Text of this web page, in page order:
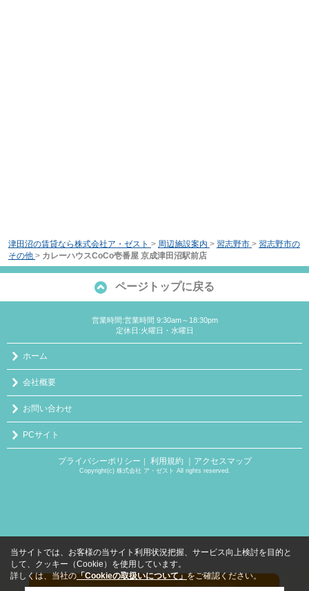
津田沼の賃貸なら株式会社ア・ゼスト > 周辺施設案内 > 習志野市 > 習志野市の
その他 > カレーハウスCoCo壱番屋 京成津田沼駅前店
ページトップに戻る
営業時間:営業時間 9:30am～18:30pm
定休日:火曜日・水曜日
ホーム
会社概要
お問い合わせ
PCサイト
プライバシーポリシー ｜ 利用規約 ｜アクセスマップ
Copyright(c) 株式会社 ア・ゼスト All rights reserved.
当サイトでは、お客様の当サイト利用状況把握、サービス向上検討を目的と
して、クッキー（Cookie）を使用しています。
詳しくは、当社の「Cookieの取扱いについて」をご確認ください。